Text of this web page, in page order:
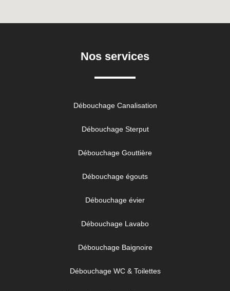
Nos services
Débouchage Canalisation
Débouchage Sterput
Débouchage Gouttière
Débouchage égouts
Débouchage évier
Débouchage Lavabo
Débouchage Baignoire
Débouchage WC & Toilettes